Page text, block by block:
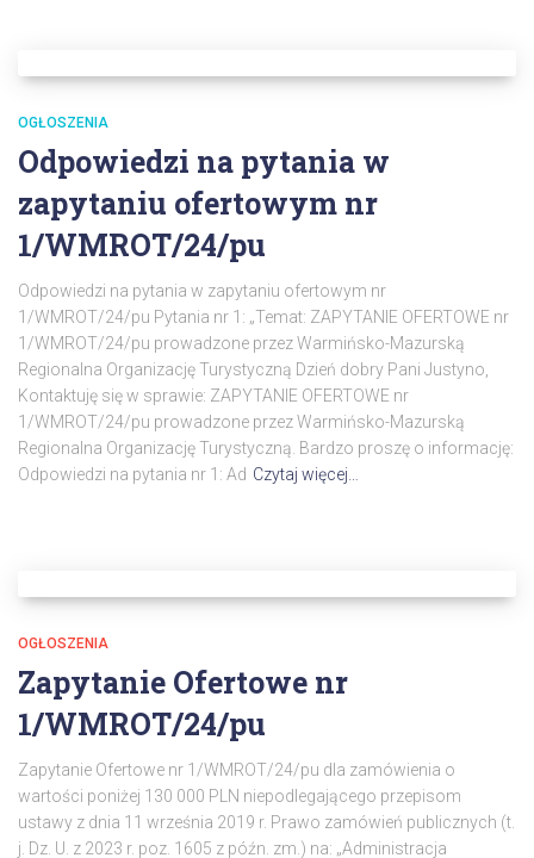
OGŁOSZENIA
Odpowiedzi na pytania w
zapytaniu ofertowym nr
1/WMROT/24/pu
Odpowiedzi na pytania w zapytaniu ofertowym nr
1/WMROT/24/pu Pytania nr 1: „Temat: ZAPYTANIE OFERTOWE nr
1/WMROT/24/pu prowadzone przez Warmińsko-Mazurską
Regionalna Organizację Turystyczną Dzień dobry Pani Justyno,
Kontaktuję się w sprawie: ZAPYTANIE OFERTOWE nr
1/WMROT/24/pu prowadzone przez Warmińsko-Mazurską
Regionalna Organizację Turystyczną. Bardzo proszę o informację:
Odpowiedzi na pytania nr 1: Ad Czytaj więcej…
OGŁOSZENIA
Zapytanie Ofertowe nr
1/WMROT/24/pu
Zapytanie Ofertowe nr 1/WMROT/24/pu dla zamówienia o
wartości poniżej 130 000 PLN niepodlegającego przepisom
ustawy z dnia 11 września 2019 r. Prawo zamówień publicznych (t.
j. Dz. U. z 2023 r. poz. 1605 z późn. zm.) na: „Administracja